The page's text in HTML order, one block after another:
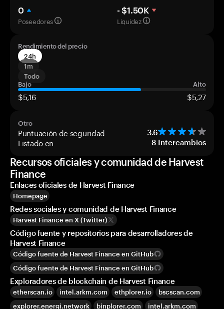
0
Poseedores
- $1.50K
Liquidez
Rendimiento del precio
24h
1m
Todo
Bajo
Alto
$5,16 $5,27
Otro
Puntuación de seguridad 3.6
Listado en 8 Intercambios
Recursos oficiales y comunidad de Harvest
Finance
Enlaces oficiales de Harvest Finance
Homepage
Redes sociales y comunidad de Harvest Finance
Harvest Finance en X (Twitter)
Código fuente y repositorios para desarrolladores de
Harvest Finance
Código fuente de Harvest Finance en GitHub
Código fuente de Harvest Finance en GitHub
Exploradores de blockchain de Harvest Finance
etherscan.io intel.arkm.com ethplorer.io
bscscan.com
explorer.energi.network
binplorer.com intel.arkm.com